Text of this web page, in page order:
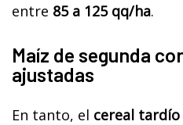
entre 85 a 125 qq/ha.
Maíz de segunda
ajustadas
En tanto, el cereal tardío